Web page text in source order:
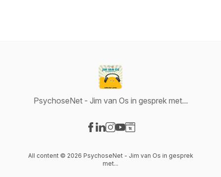
PsychoseNet - Jim van Os in gesprek met...
All content © 2026 PsychoseNet - Jim van Os in gesprek
met...